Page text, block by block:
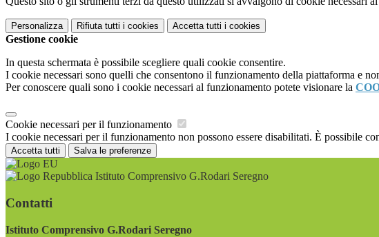
Personalizza Rifiuta tutti i cookies Accetta tutti i cookies
Gestione cookie
In questa schermata è possibile scegliere quali cookie consentire.
I cookie necessari sono quelli che consentono il funzionamento della piattaforma e
Per conoscere quali sono i cookie necessari al funzionamento potete visionare la
Cookie necessari per il funzionamento
I cookie necessari per il funzionamento non possono essere disabilitati. È possibile
Accetta tutti Salva le preferenze
Istituto Comprensivo G.Rodari Seregno
Contatti
Istituto Comprensivo G.Rodari Seregno